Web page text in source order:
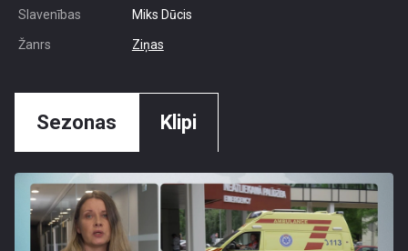
Slavenības Miks Dūcis
Žanrs Ziņas
Sezonas Klipi